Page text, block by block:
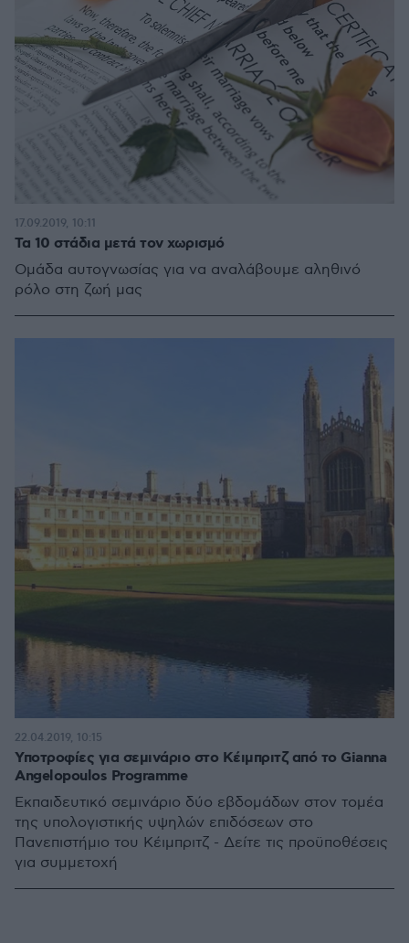
Τα 10 στάδια μετά τον χωρισμό
Ομάδα αυτογνωσίας για να αναλάβουμε αληθινό
ρόλο στη ζωή μας
17.09.2019, 10:11
Υποτροφίες για σεμινάριο στο Κέιμπριτζ από το Gianna
Angelopoulos Programme
Εκπαιδευτικό σεμινάριο δύο εβδομάδων στον τομέα
της υπολογιστικής υψηλών επιδόσεων στο
Πανεπιστήμιο του Κέιμπριτζ - Δείτε τις προϋποθέσεις
για συμμετοχή
22.04.2019, 10:15